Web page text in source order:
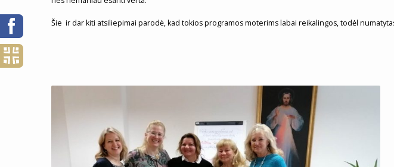
Šie ir dar kiti atsiliepimai parodė, kad tokios programos moterims labai reikalingos, todėl